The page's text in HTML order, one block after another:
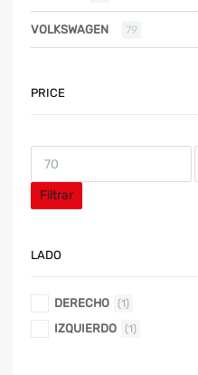
VOLKSWAGEN 79
PRICE
Filtrar
LADO
DERECHO (1)
IZQUIERDO (1)